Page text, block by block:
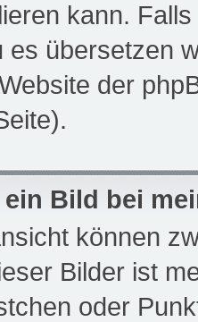
kann.
es übersetzen
der
Bild bei
können
Bilder ist
oder